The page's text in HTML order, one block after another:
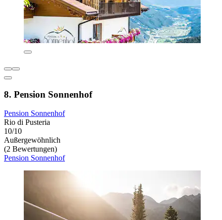
8. Pension Sonnenhof
Pension Sonnenhof
Rio di Pusteria
10/10
Außergewöhnlich
(2 Bewertungen)
Pension Sonnenhof